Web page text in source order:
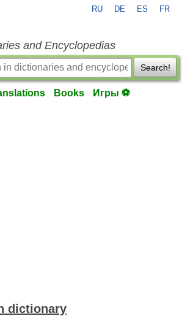
RU DE ES FR
and Encyclopedias
Search!
Books Игры ⚽
dictionary